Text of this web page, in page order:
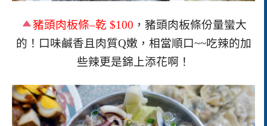
豬頭肉板條–乾 $100 ，豬頭肉板條份量蠻大
的！口味鹹香且肉質Q嫩，相當順口~~吃辣的加
些辣更是錦上添花啊！